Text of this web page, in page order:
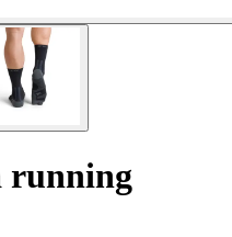
running